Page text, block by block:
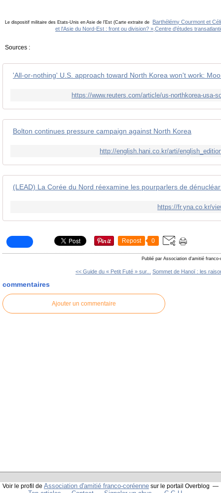
Le dispositif militaire des Etats-Unis en Asie de l'Est(Carte extraite de
Barthélémy Courmont et
et l'Asie du Nord-Est : front ou division? »,Centre d'études
Sources :
'All-or-nothing' U.S. approach toward North Korea won't work:
https://www.reuters.com/article/us-northkorea-usa-
Bolton continues pressure campaign against North Korea
http://english.hani.co.kr/arti/
https://fr.yna.co.kr/
Repost 0
Publié par Association d'amitié franco-
<< Guide du « Petit Futé » sur... Sommet de Hanoï : les
commentaires
Ajouter un commentaire
Voir le profil de Association d'amitié franco-coréenne sur le portail Overblog